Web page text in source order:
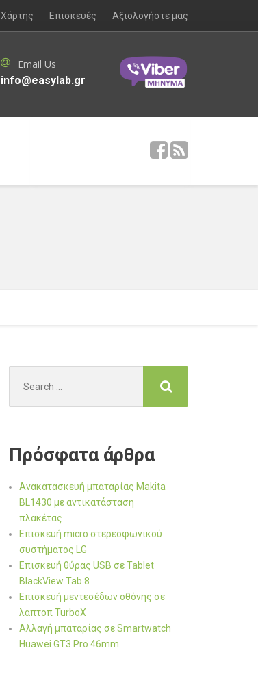
Χάρτης Επισκευές Αξιολογήστε μας
Email Us
info@easylab.gr
for:
Πρόσφατα άρθρα
Ανακατασκευή μπαταρίας Makita
BL1430 με αντικατάσταση
πλακέτας
Επισκευή micro στερεοφωνικού
συστήματος LG
Επισκευή θύρας USB σε Tablet
BlackView Tab 8
Επισκευή μεντεσέδων οθόνης σε
λαπτοπ TurboX
Αλλαγή μπαταρίας σε Smartwatch
Huawei GT3 Pro 46mm